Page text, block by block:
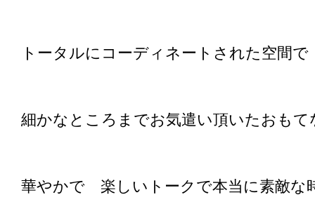
トータルにコーディネートされた空間で
細かなところまでお気遣い頂いたおもて
華やかで 楽しいトークで本当に素敵な